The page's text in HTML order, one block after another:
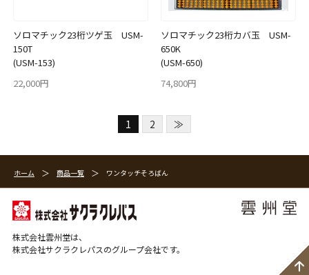
ソロマチック23桁ツゲ玉 USM-
150T
(USM-153)
22,000円
ソロマチック23桁カバ玉 USM-
650K
(USM-650)
74,800円
1 2 ≫
ホーム 商品一覧 ワンタッチそろばん
株式会社雲州堂は、
株式会社サクラクレパスのグループ会社です。